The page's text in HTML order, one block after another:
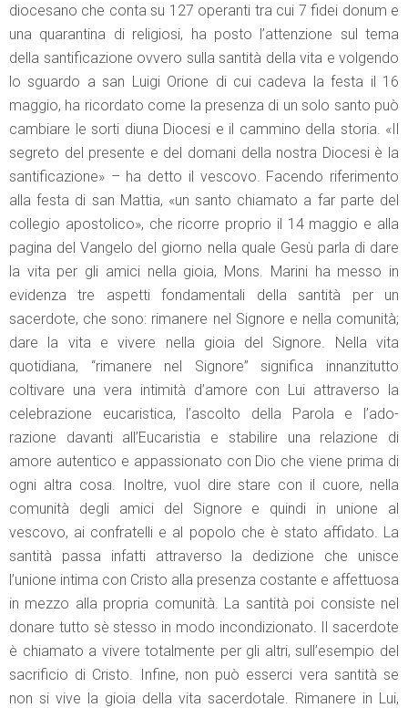
diocesano che conta su 127 operanti tra cui 7 fidei donum e
una quarantina di religiosi, ha posto l’attenzione sul tema
della santificazione ovvero sulla santità della vita e volgendo
lo sguardo a san Luigi Orione di cui cadeva la festa il 16
maggio, ha ricordato come la presenza di un solo santo può
cambiare le sorti diuna Diocesi e il cammino della storia. «Il
segreto del presente e del domani della nostra Diocesi è la
santificazione» – ha detto il vescovo. Facendo riferimento
alla festa di san Mattia, «un santo chiamato a far parte del
collegio apostolico», che ricorre proprio il 14 maggio e alla
pagina del Vangelo del giorno nella quale Gesù parla di dare
la vita per gli amici nella gioia, Mons. Marini ha messo in
evidenza tre aspetti fondamentali della santità per un
sacerdote, che sono: rimanere nel Signore e nella comunità;
dare la vita e vivere nella gioia del Signore. Nella vita
quotidiana, “rimanere nel Signore” significa innanzitutto
coltivare una vera intimità d’amore con Lui attraverso la
celebrazione eucaristica, l’ascolto della Parola e l’ado-
razione davanti all’Eucaristia e stabilire una relazione di
amore autentico e appassionato con Dio che viene prima di
ogni altra cosa. Inoltre, vuol dire stare con il cuore, nella
comunità degli amici del Signore e quindi in unione al
vescovo, ai confratelli e al popolo che è stato affidato. La
santità passa infatti attraverso la dedizione che unisce
l’unione intima con Cristo alla presenza costante e affettuosa
in mezzo alla propria comunità. La santità poi consiste nel
donare tutto sè stesso in modo incondizionato. Il sacerdote
è chiamato a vivere totalmente per gli altri, sull’esempio del
sacrificio di Cristo. Infine, non può esserci vera santità se
non si vive la gioia della vita sacerdotale. Rimanere in Lui,